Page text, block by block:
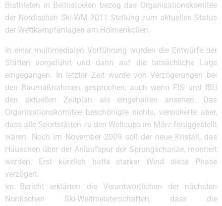
Biathleten in Beitostoelen bezog das Organisationskomitee
der Nordischen Ski-WM 2011 Stellung zum aktuellen Status
der Wettkampfanlagen am Holmenkollen.
In einer multimedialen Vorführung wurden die Entwürfe der
Stätten vorgeführt und dann auf die tatsächliche Lage
eingegangen. In letzter Zeit wurde von Verzögerungen bei
den Baumaßnahmen gesprochen, auch wenn FIS und IBU
den aktuellen Zeitplan als eingehalten ansehen. Das
Organisationskomitee beschönigte nichts, versicherte aber,
dass alle Sportstätten zu den Weltcups im März fertiggestellt
wären. Noch im November 2009 soll der neue Kristall, das
Häuschen über der Anlaufspur der Sprungschanze, montiert
werden. Erst kürzlich hatte starker Wind diese Phase
verzögert.
Im Bericht erklärten die Verantwortlichen der nächsten
Nordischen Ski-Weltmeisterschaften, dass die